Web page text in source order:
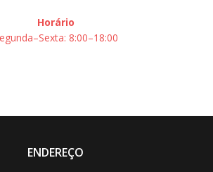
Horário
8:00–18:00
ENDEREÇO